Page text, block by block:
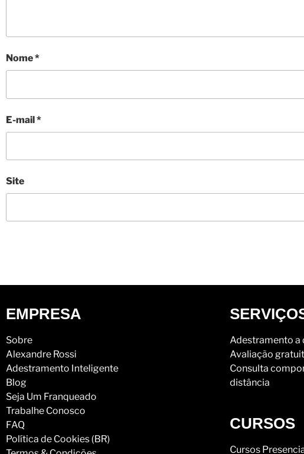
Nome*
E-mail*
Site
EMPRESA
Sobre
Alexandre Rossi
Adestramento Inteligente
Blog
Seja Um Franqueado
Trabalhe Conosco
FAQ
Política de Cookies (BR)
Adestramento a
Avaliação
Consulta
distância
CURSOS
Cursos